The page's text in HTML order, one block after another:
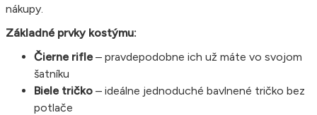
nákupy.
Základné prvky kostýmu:
Čierne rifle – pravdepodobne ich už máte vo svojom
šatníku
Biele tričko – ideálne jednoduché bavlnené tričko bez
potlače